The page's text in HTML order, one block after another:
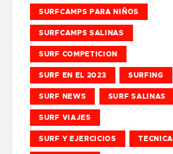
SURFCAMPS PARA NIÑOS
SURFCAMPS SALINAS
SURF COMPETICION
SURF EN EL 2023 SURFING
SURF NEWS SURF SALINAS
SURF VIAJES
SURF Y EJERCICIOS TECNICA